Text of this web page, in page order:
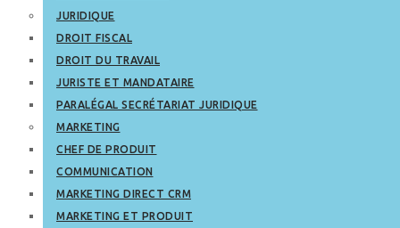
JURIDIQUE
DROIT FISCAL
DROIT DU TRAVAIL
JURISTE ET MANDATAIRE
PARALÉGAL SECRÉTARIAT JURIDIQUE
MARKETING
CHEF DE PRODUIT
COMMUNICATION
MARKETING DIRECT CRM
MARKETING ET PRODUIT